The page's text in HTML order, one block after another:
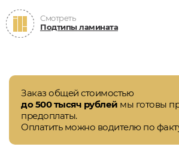
Смотреть
Подтипы ламината
Заказ общей стоимостью
до 500 тысяч рублей мы готовы
предоплаты.
Оплатить можно водителю по